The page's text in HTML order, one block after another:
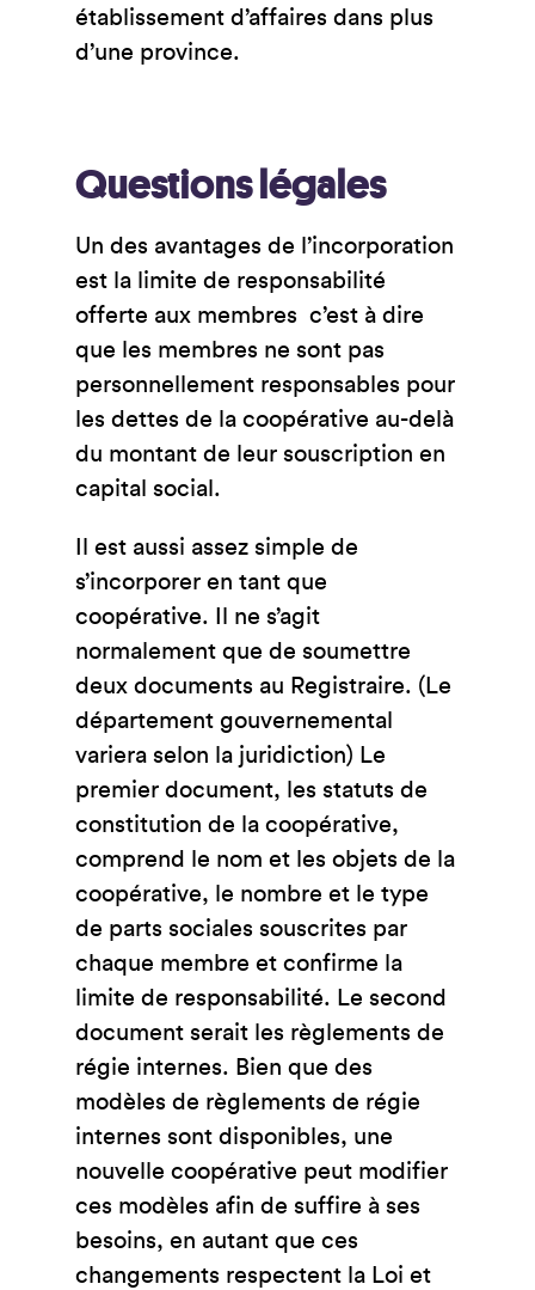
établissement d’affaires dans plus
d’une province.
Questions légales
Un des avantages de l’incorporation
est la limite de responsabilité
offerte aux membres c’est à dire
que les membres ne sont pas
personnellement responsables pour
les dettes de la coopérative au-delà
du montant de leur souscription en
capital social.
Il est aussi assez simple de
s’incorporer en tant que
coopérative. Il ne s’agit
normalement que de soumettre
deux documents au Registraire. (Le
département gouvernemental
variera selon la juridiction) Le
premier document, les statuts de
constitution de la coopérative,
comprend le nom et les objets de la
coopérative, le nombre et le type
de parts sociales souscrites par
chaque membre et confirme la
limite de responsabilité. Le second
document serait les règlements de
régie internes. Bien que des
modèles de règlements de régie
internes sont disponibles, une
nouvelle coopérative peut modifier
ces modèles afin de suffire à ses
besoins, en autant que ces
changements respectent la Loi et